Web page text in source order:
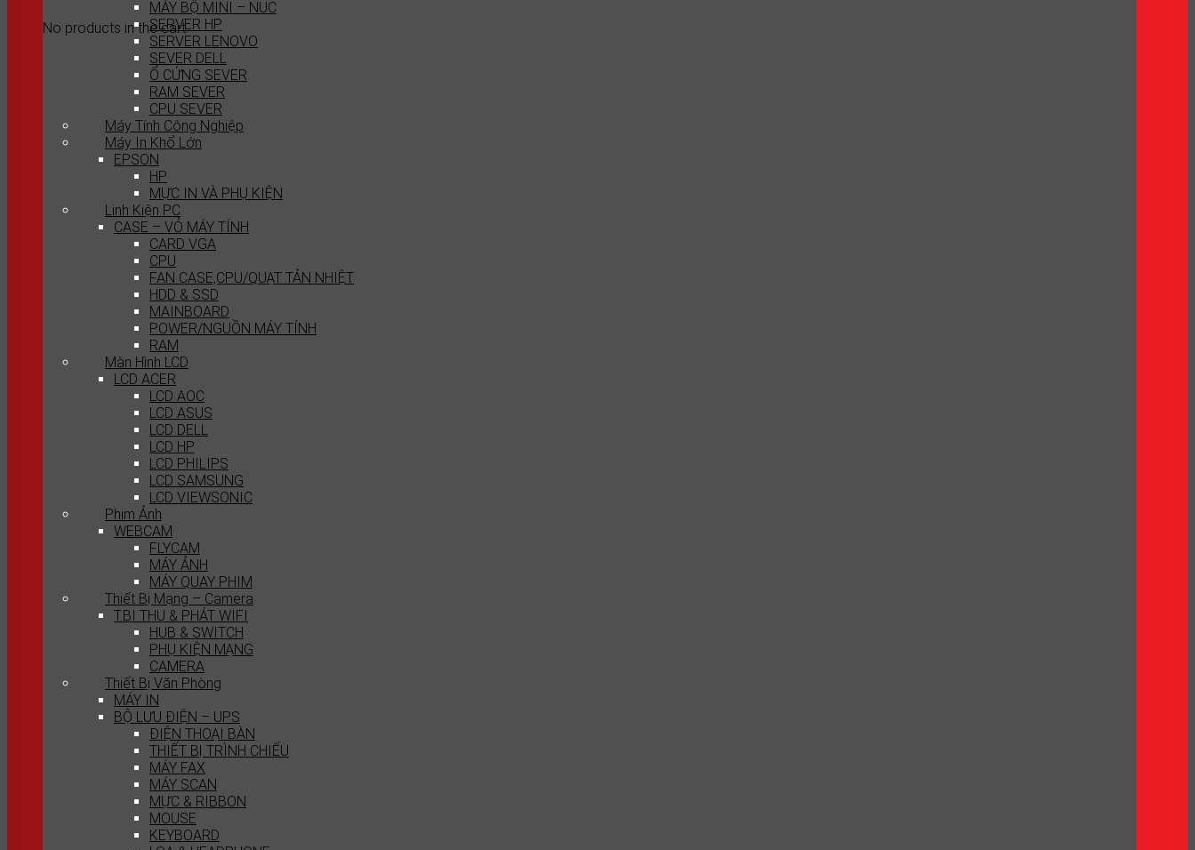
No products in the cart.
MÁY BỘ MINI – NUC
SERVER HP
SERVER LENOVO
SEVER DELL
Ổ CỨNG SEVER
RAM SEVER
CPU SEVER
Máy Tính Công Nghiệp
Máy In Khổ Lớn
EPSON
HP
MỰC IN VÀ PHỤ KIỆN
Linh Kiện PC
CASE – VỎ MÁY TÍNH
CARD VGA
CPU
FAN CASE,CPU/QUẠT TẢN NHIỆT
HDD & SSD
MAINBOARD
POWER/NGUỒN MÁY TÍNH
RAM
Màn Hình LCD
LCD ACER
LCD AOC
LCD ASUS
LCD DELL
LCD HP
LCD PHILIPS
LCD SAMSUNG
LCD VIEWSONIC
Phim Ảnh
WEBCAM
FLYCAM
MÁY ẢNH
MÁY QUAY PHIM
Thiết Bị Mạng – Camera
T.BI THU & PHÁT WIFI
HUB & SWITCH
PHỤ KIỆN MẠNG
CAMERA
Thiết Bị Văn Phòng
MÁY IN
BỘ LƯU ĐIỆN – UPS
ĐIỆN THOẠI BÀN
THIẾT BỊ TRÌNH CHIẾU
MÁY FAX
MÁY SCAN
MỰC & RIBBON
MOUSE
KEYBOARD